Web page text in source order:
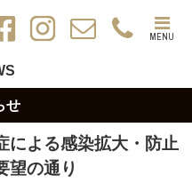
MENU
せ
による感染拡大・防止
望の通り